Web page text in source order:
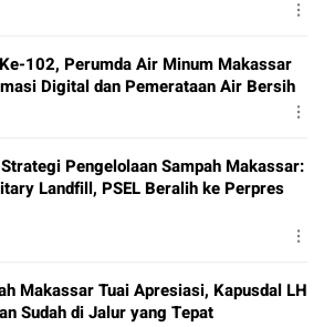
102, Perumda Air Minum Makassar
Digital dan Pemerataan Air Bersih
Pengelolaan Sampah Makassar:
Landfill, PSEL Beralih ke Perpres
Makassar Tuai Apresiasi, Kapusdal LH
Sudah di Jalur yang Tepat